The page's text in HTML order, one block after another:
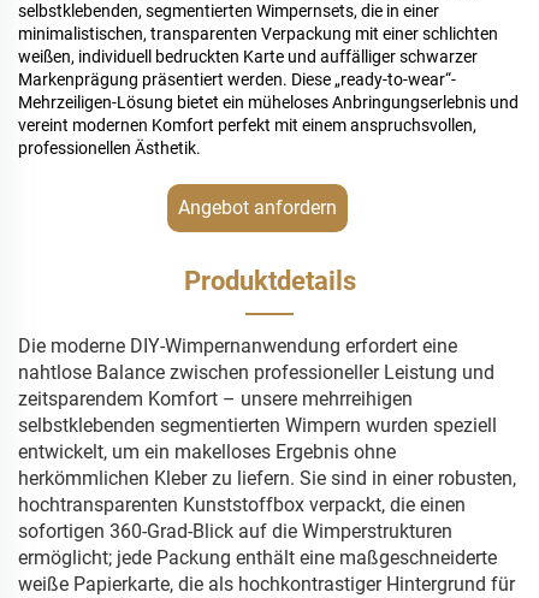
selbstklebenden, segmentierten Wimpernsets, die in einer
minimalistischen, transparenten Verpackung mit einer schlichten
weißen, individuell bedruckten Karte und auffälliger schwarzer
Markenprägung präsentiert werden. Diese „ready-to-wear“-
Mehrzeiligen-Lösung bietet ein müheloses Anbringungserlebnis und
vereint modernen Komfort perfekt mit einem anspruchsvollen,
professionellen Ästhetik.
Angebot anfordern
Produktdetails
Die moderne DIY-Wimpernanwendung erfordert eine
nahtlose Balance zwischen professioneller Leistung und
zeitsparendem Komfort – unsere mehrreihigen
selbstklebenden segmentierten Wimpern wurden speziell
entwickelt, um ein makelloses Ergebnis ohne
herkömmlichen Kleber zu liefern. Sie sind in einer robusten,
hochtransparenten Kunststoffbox verpackt, die einen
sofortigen 360-Grad-Blick auf die Wimperstrukturen
ermöglicht; jede Packung enthält eine maßgeschneiderte
weiße Papierkarte, die als hochkontrastiger Hintergrund für